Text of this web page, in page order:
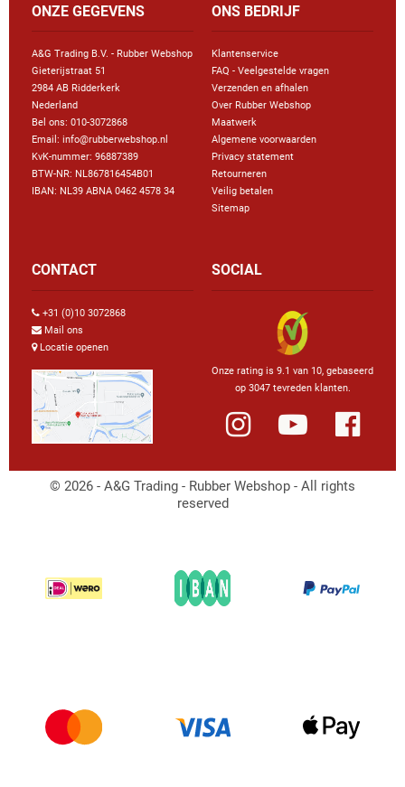
ONZE GEGEVENS
A&G Trading B.V. - Rubber Webshop
Gieterijstraat 51
2984 AB Ridderkerk
Nederland
Bel ons: 010-3072868
Email: info@rubberwebshop.nl
KvK-nummer: 96887389
BTW-NR: NL867816454B01
IBAN: NL39 ABNA 0462 4578 34
ONS BEDRIJF
Klantenservice
FAQ - Veelgestelde vragen
Verzenden en afhalen
Over Rubber Webshop
Maatwerk
Algemene voorwaarden
Privacy statement
Retourneren
Veilig betalen
Sitemap
CONTACT
+31 (0)10 3072868
Mail ons
Locatie openen
SOCIAL
Onze rating is 9.1 van 10, gebaseerd
op 3047 tevreden klanten.
© 2026 - A&G Trading - Rubber Webshop - All rights
reserved